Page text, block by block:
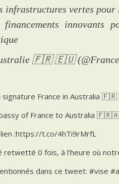
infrastructures vertes
innovants
🇫🇷 🇪🇺
France in Australia
of France to Australia
:https://t.co/4hTi9rMrfL
0 fois, à l’heure où
dans ce tweet: #vise